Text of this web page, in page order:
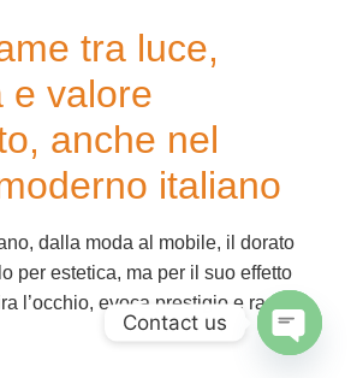
tra luce,
e valore
anche nel
italiano
dalla moda al mobile, il dorato
per estetica, ma per il suo effetto
l’occhio, evoca prestigio e rass
Contact us